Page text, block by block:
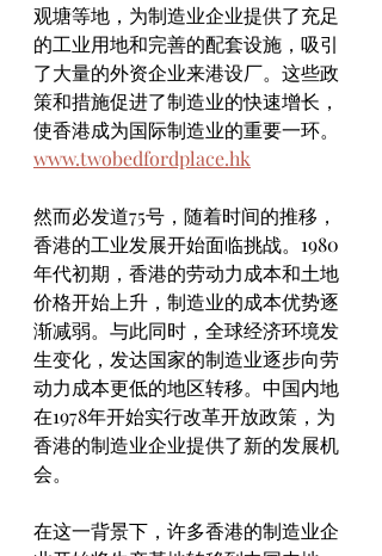
观塘等地，为制造业企业提供了充足
的工业用地和完善的配套设施，吸引
了大量的外资企业来港设厂。这些政
策和措施促进了制造业的快速增长，
使香港成为国际制造业的重要一环。
www.twobedfordplace.hk
然而必发道75号，随着时间的推移，
香港的工业发展开始面临挑战。1980
年代初期，香港的劳动力成本和土地
价格开始上升，制造业的成本优势逐
渐减弱。与此同时，全球经济环境发
生变化，发达国家的制造业逐步向劳
动力成本更低的地区转移。中国内地
在1978年开始实行改革开放政策，为
香港的制造业企业提供了新的发展机
会。
在这一背景下，许多香港的制造业企